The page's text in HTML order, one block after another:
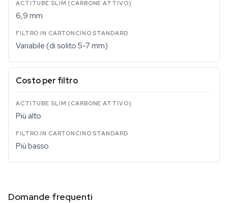
6,9 mm
Variabile (di solito 5-7 mm)
Costo per filtro
Più alto
Più basso
Domande frequenti